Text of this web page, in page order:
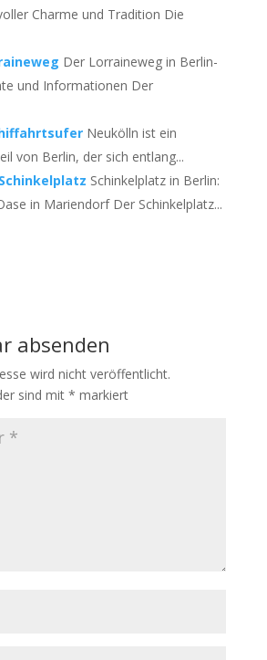
Charme und Tradition Die
Der Lorraineweg in Berlin-
und Informationen Der
Neukölln ist ein
von Berlin, der sich entlang...
Schinkelplatz in Berlin:
in Mariendorf Der Schinkelplatz...
absenden
wird nicht veröffentlicht.
sind mit * markiert